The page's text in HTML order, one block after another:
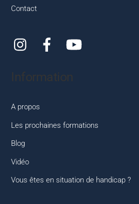
Contact
Instagram
Information
A propos
Les prochaines formations
Blog
Vidéo
Vous êtes en situation de handicap ?